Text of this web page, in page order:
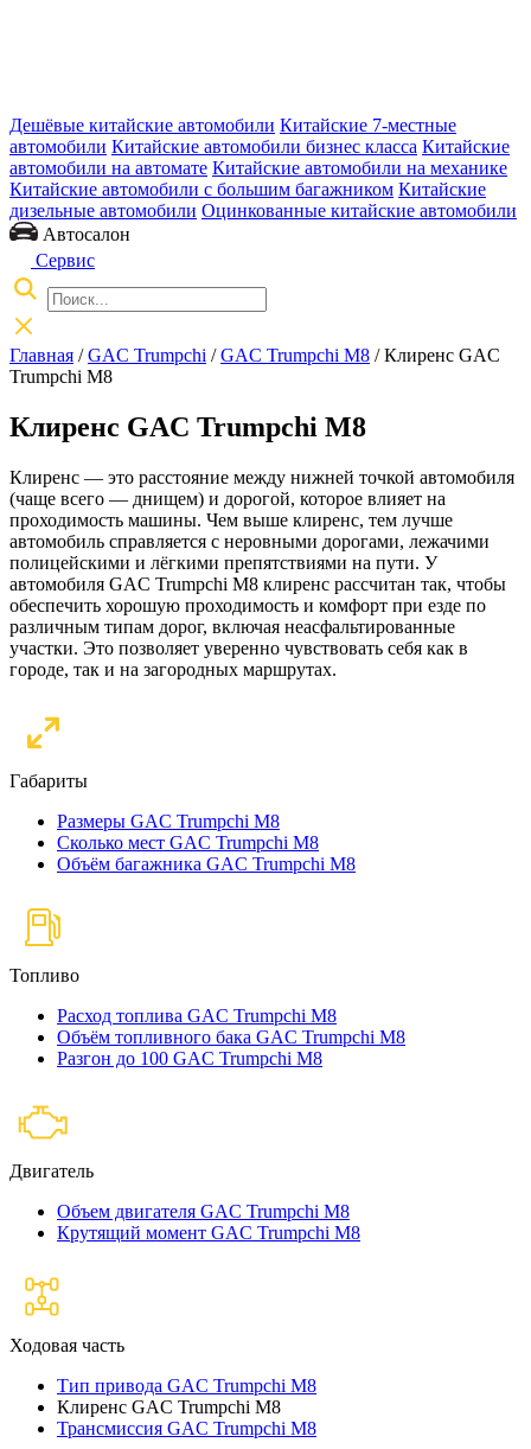
Дешёвые китайские автомобили Китайские 7-местные
автомобили Китайские автомобили бизнес класса Китайские
автомобили на автомате Китайские автомобили на механике
Китайские автомобили с большим багажником Китайские
дизельные автомобили Оцинкованные китайские автомобили
Автосалон
Сервис
Главная /GAC Trumpchi /GAC Trumpchi M8 / Клиренс GAC
Trumpchi M8
Клиренс GAC Trumpchi M8
Клиренс — это расстояние между нижней точкой автомобиля
(чаще всего — днищем) и дорогой, которое влияет на
проходимость машины. Чем выше клиренс, тем лучше
автомобиль справляется с неровными дорогами, лежачими
полицейскими и лёгкими препятствиями на пути. У
автомобиля GAC Trumpchi M8 клиренс рассчитан так, чтобы
обеспечить хорошую проходимость и комфорт при езде по
различным типам дорог, включая неасфальтированные
участки. Это позволяет уверенно чувствовать себя как в
городе, так и на загородных маршрутах.
Габариты
Размеры GAC Trumpchi M8
Сколько мест GAC Trumpchi M8
Объём багажника GAC Trumpchi M8
Топливо
Расход топлива GAC Trumpchi M8
Объём топливного бака GAC Trumpchi M8
Разгон до 100 GAC Trumpchi M8
Двигатель
Объем двигателя GAC Trumpchi M8
Крутящий момент GAC Trumpchi M8
Ходовая часть
Тип привода GAC Trumpchi M8
Клиренс GAC Trumpchi M8
Трансмиссия GAC Trumpchi M8